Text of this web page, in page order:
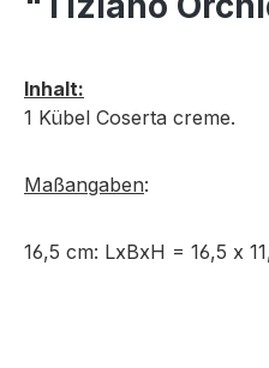
Inhalt:
1 Kübel Coserta creme.
Maßangaben:
16,5 cm: LxBxH = 16,5 x